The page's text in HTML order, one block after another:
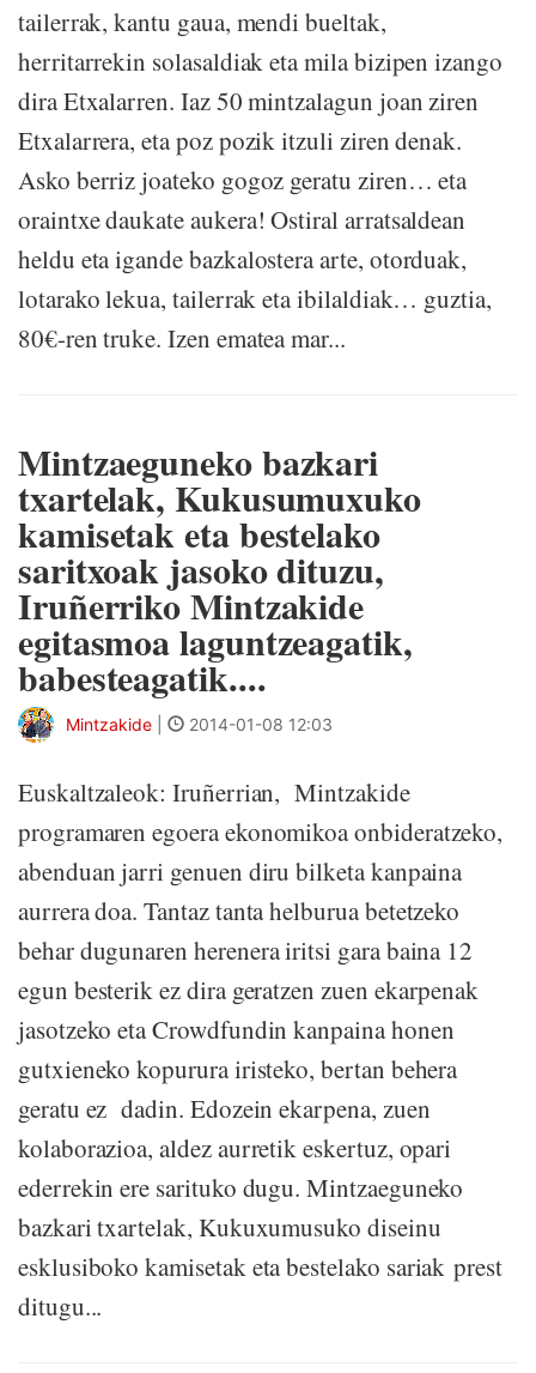
tailerrak, kantu gaua, mendi bueltak,
herritarrekin solasaldiak eta mila bizipen izango
dira Etxalarren. Iaz 50 mintzalagun joan ziren
Etxalarrera, eta poz pozik itzuli ziren denak.
Asko berriz joateko gogoz geratu ziren… eta
oraintxe daukate aukera! Ostiral arratsaldean
heldu eta igande bazkalostera arte, otorduak,
lotarako lekua, tailerrak eta ibilaldiak… guztia,
80€-ren truke. Izen ematea mar...
Mintzaeguneko bazkari
txartelak, Kukusumuxuko
kamisetak eta bestelako
saritxoak jasoko dituzu,
Iruñerriko Mintzakide
egitasmoa laguntzeagatik,
babesteagatik....
Mintzakide 2014-01-08 12:03
Euskaltzaleok: Iruñerrian, Mintzakide
programaren egoera ekonomikoa onbideratzeko,
abenduan jarri genuen diru bilketa kanpaina
aurrera doa. Tantaz tanta helburua betetzeko
behar dugunaren herenera iritsi gara baina 12
egun besterik ez dira geratzen zuen ekarpenak
jasotzeko eta Crowdfundin kanpaina honen
gutxieneko kopurura iristeko, bertan behera
geratu ez dadin. Edozein ekarpena, zuen
kolaborazioa, aldez aurretik eskertuz, opari
ederrekin ere sarituko dugu. Mintzaeguneko
bazkari txartelak, Kukuxumusuko diseinu
esklusiboko kamisetak eta bestelako sariak prest
ditugu...